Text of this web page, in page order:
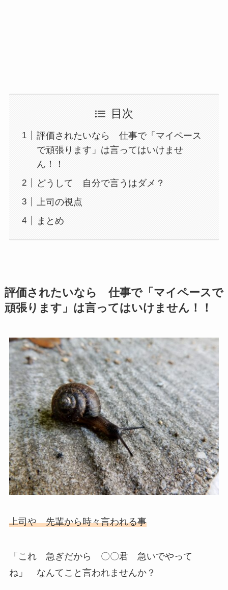
目次
評価されたいなら 仕事で「マイペース
で頑張ります」は言ってはいけませ
ん！！
どうして 自分で言うはダメ？
上司の視点
まとめ
評価されたいなら 仕事で「マイペースで
頑張ります」は言ってはいけません！！
上司や 先輩から時々言われる事
「これ 急ぎだから 〇〇君 急いでやって
ね」 なんてこと言われませんか？